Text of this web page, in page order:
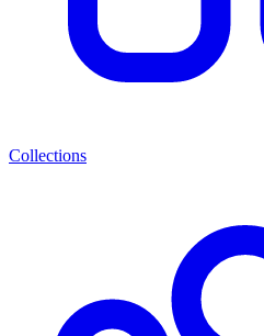
Collections